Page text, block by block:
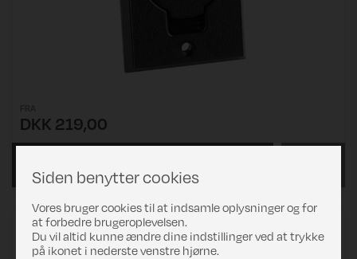
DKK 219,00
Tilslutning til slange "BeFlexx"
Siden benytter cookies
Vores bruger cookies til at indsamle oplysninger og for
at forbedre brugeroplevelsen.
Du vil altid kunne ændre dine indstillinger ved at trykke
på ikonet i nederste venstre hjørne.